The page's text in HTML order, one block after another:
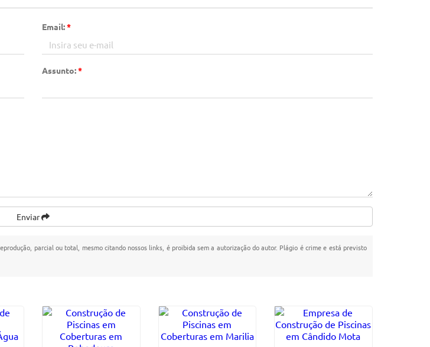
Email:*
Assunto:*
Enviar
parcial ou total, mesmo citando nossos links, é proibida sem a autorização do autor. Plágio é crime e está previsto